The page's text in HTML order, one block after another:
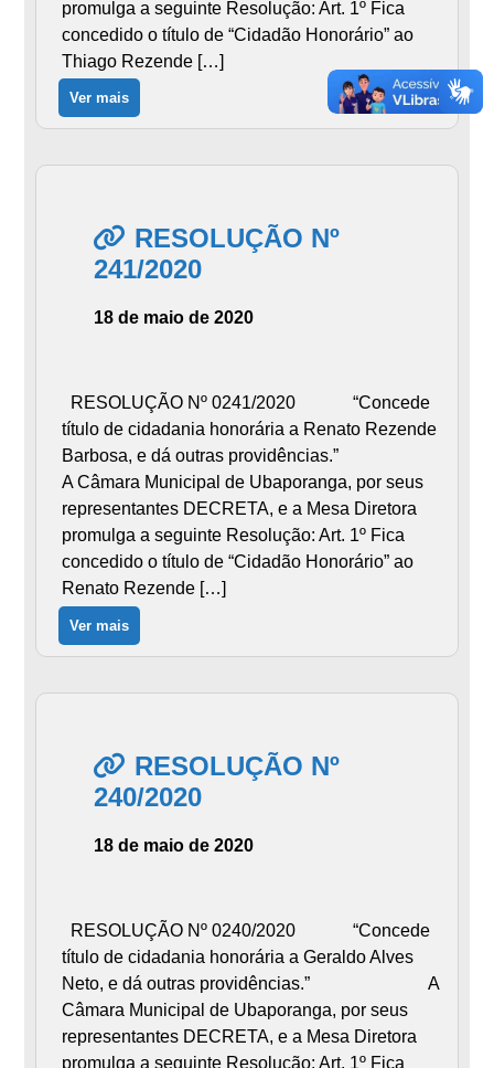
promulga a seguinte Resolução: Art. 1º Fica
concedido o título de “Cidadão Honorário” ao
Thiago Rezende […]
Ver mais
RESOLUÇÃO Nº
241/2020
18 de maio de 2020
RESOLUÇÃO Nº 0241/2020 “Concede
título de cidadania honorária a Renato Rezende
Barbosa, e dá outras providências.”
A Câmara Municipal de Ubaporanga, por seus
representantes DECRETA, e a Mesa Diretora
promulga a seguinte Resolução: Art. 1º Fica
concedido o título de “Cidadão Honorário” ao
Renato Rezende […]
Ver mais
RESOLUÇÃO Nº
240/2020
18 de maio de 2020
RESOLUÇÃO Nº 0240/2020 “Concede
título de cidadania honorária a Geraldo Alves
Neto, e dá outras providências.” A
Câmara Municipal de Ubaporanga, por seus
representantes DECRETA, e a Mesa Diretora
promulga a seguinte Resolução: Art. 1º Fica